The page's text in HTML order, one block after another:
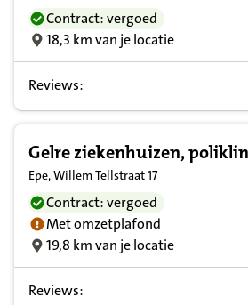
Contract: vergoed
18,3 km van je locatie
Reviews:
Gelre ziekenhuizen,
Epe, Willem Tellstraat 17
Contract: vergoed
Met omzetplafond
19,8 km van je locatie
Reviews: